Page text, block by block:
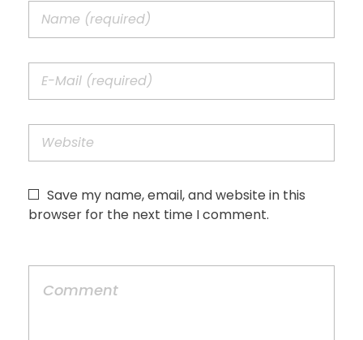
Save my name, email, and website in this
browser for the next time I comment.